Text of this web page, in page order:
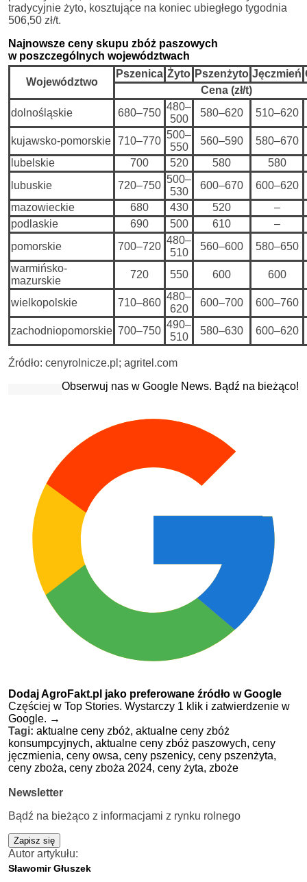
tradycyjnie żyto, kosztujące na koniec ubiegłego tygodnia
506,50 zł/t.
Najnowsze ceny skupu zbóż paszowych
w poszczególnych województwach
Województwo
Pszenica Żyto Pszenżyto Jęczmień
Cena (zł/t)
dolnośląskie
680–750
480–
500
580–620 510–620
kujawsko-pomorskie 710–770
500–
550
560–590
580–670
lubelskie
700 520 580
580
lubuskie
720–750
500–
530
600–670
600–620
mazowieckie
680 430 520
–
podlaskie
690 500 610
–
pomorskie
700–720
480–
510
560–600
580–650
warmińsko-
mazurskie
720 550 600 600
wielkopolskie 710–860
480–
620
600–700 600–760
zachodniopomorskie 700–750
490–
510
580–630 600–620
Źródło: cenyrolnicze.pl; agritel.com
Obserwuj nas w Google News. Bądź na bieżąco!
Dodaj AgroFakt.pl jako preferowane źródło w Google
Częściej w Top Stories. Wystarczy 1 klik i zatwierdzenie w
Google. →
Tagi: aktualne ceny zbóż, aktualne ceny zbóż
konsumpcyjnych, aktualne ceny zbóż paszowych, ceny
jęczmienia, ceny owsa, ceny pszenicy, ceny pszenżyta,
ceny zboża, ceny zboża 2024, ceny żyta, zboże
Newsletter
Bądź na bieżąco z informacjami z rynku rolnego
Zapisz się
Autor artykułu:
Sławomir Głuszek